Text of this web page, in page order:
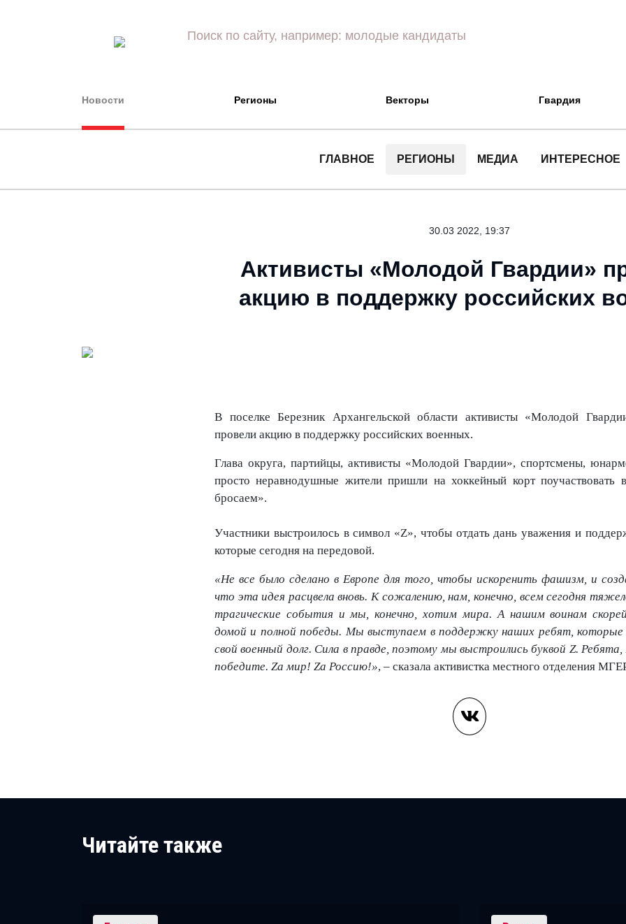
Новости Регионы Векторы Гвардия
ГЛАВНОЕ РЕГИОНЫ МЕДИА ИНТЕРЕСНОЕ
30.03 2022, 19:37
Активисты «Молодой Гвардии»
акцию в поддержку российских
В поселке Березник Архангельской области активисты «Молодой
провели акцию в поддержку российских военных.
Глава округа, партийцы, активисты «Молодой Гвардии», спортсмены,
просто неравнодушные жители пришли на хоккейный корт поучаствовать
бросаем».
Участники выстроилось в символ «Z», чтобы отдать дань уважения и
которые сегодня на передовой.
«Не все было сделано в Европе для того, чтобы искоренить фашизм, и
что эта идея расцвела вновь. К сожалению, нам, конечно, всем сегодня
трагические события и мы, конечно, хотим мира. А нашим воинам
домой и полной победы. Мы выступаем в поддержку наших ребят, которые
свой военный долг. Сила в правде, поэтому мы выстроились буквой Z.
победите. Zа мир! Zа Россию!», – сказала активистка местного отделения
Читайте также